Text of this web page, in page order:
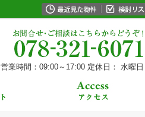
営業時間：09:00～17:00 定休日： 水曜日